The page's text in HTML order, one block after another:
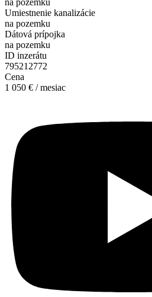
Umiestnenie kanalizácie
na pozemku
Dátová prípojka
na pozemku
ID inzerátu
795212772
Cena
1 050 € / mesiac